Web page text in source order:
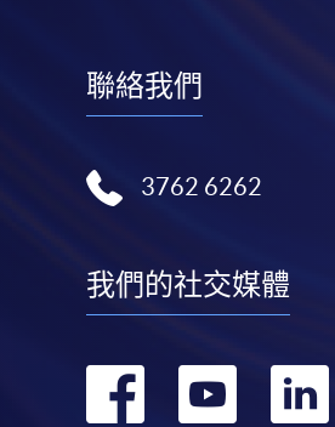
聯絡我們
3762 6262
我們的社交媒體
轉 轉